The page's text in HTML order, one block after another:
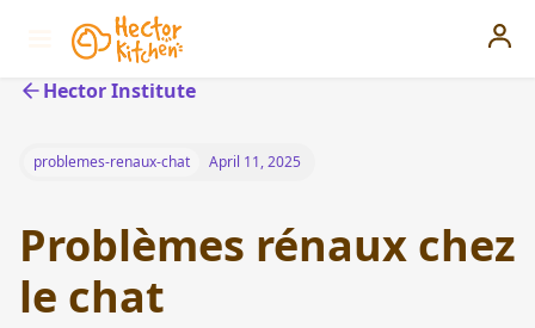
Hector Institute
problemes-renaux-chat April 11, 2025
Problèmes rénaux chez
le chat